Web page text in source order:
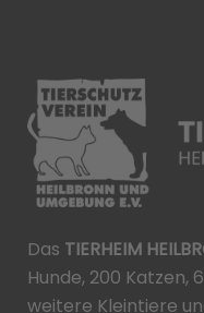
Das TIERHEIM
Hunde, 200 Katzen,
weitere Kleintiere